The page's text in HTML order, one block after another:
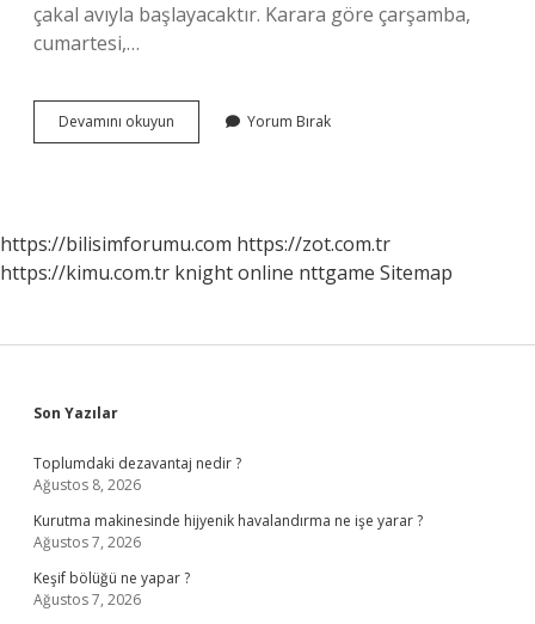
çakal avıyla başlayacaktır. Karara göre çarşamba,
cumartesi,…
Devamını okuyun
Avcılığı
Yorum Bırak
https://bilisimforumu.com https://zot.com.tr
https://kimu.com.tr knight online nttgame Sitemap
Sidebar
Son Yazılar
Toplumdaki dezavantaj nedir ?
Ağustos 8, 2026
Kurutma makinesinde hijyenik havalandırma ne işe yarar ?
Ağustos 7, 2026
Keşif bölüğü ne yapar ?
Ağustos 7, 2026